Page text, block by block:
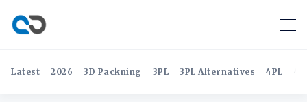
Latest 2026 3D Packning 3PL 3PL Alternatives 4PL